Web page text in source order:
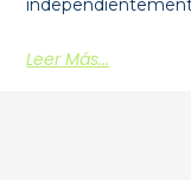
Leer Más...